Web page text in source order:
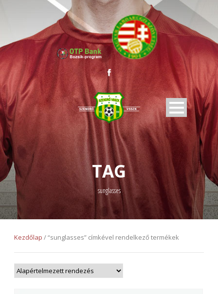
TAG
sunglasses
Kezdőlap / “sunglasses” címkével rendelkező termékek